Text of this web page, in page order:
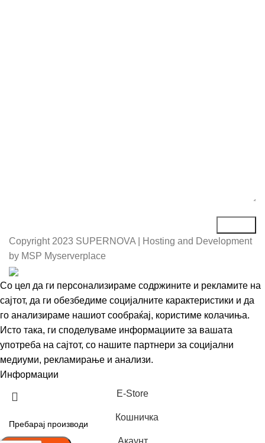
Copyright 2023 SUPERNOVA | Hosting and Development
by MSP Myserverplace
Со цел да ги персонализираме содржините и рекламите на
сајтот, да ги обезбедиме социјалните карактеристики и да
го анализираме нашиот сообраќај, користиме колачиња.
Исто така, ги споделуваме информациите за вашата
употреба на сајтот, со нашите партнери за социјални
медиуми, рекламирање и анализи.
Информации
Е-Store
Кошничка